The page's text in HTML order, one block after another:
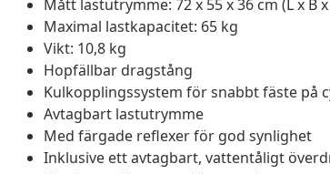
Mått lastutrymme: 72 x 55 x 36 cm (L x B
Maximal lastkapacitet: 65 kg
Vikt: 10,8 kg
Hopfällbar dragstång
Kulkopplingssystem för snabbt fäste på
Avtagbart lastutrymme
Med färgade reflexer för god synlighet
Inklusive ett avtagbart, vattentåligt